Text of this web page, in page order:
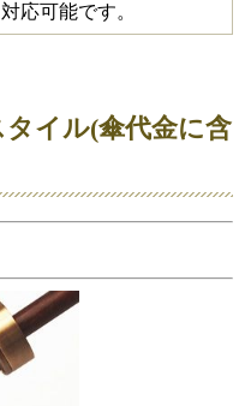
応可能です。
イル(傘代金に含